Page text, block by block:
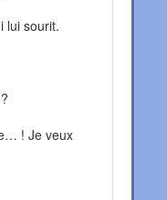
lui sourit.
! Je veux